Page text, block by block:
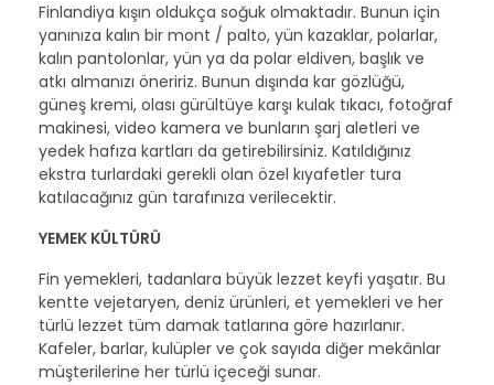
Finlandiya kışın oldukça soğuk olmaktadır. Bunun için
yanınıza kalın bir mont / palto, yün kazaklar, polarlar,
kalın pantolonlar, yün ya da polar eldiven, başlık ve
atkı almanızı öneririz. Bunun dışında kar gözlüğü,
güneş kremi, olası gürültüye karşı kulak tıkacı, fotoğraf
makinesi, video kamera ve bunların şarj aletleri ve
yedek hafıza kartları da getirebilirsiniz. Katıldığınız
ekstra turlardaki gerekli olan özel kıyafetler tura
katılacağınız gün tarafınıza verilecektir.
YEMEK KÜLTÜRÜ
Fin yemekleri, tadanlara büyük lezzet keyfi yaşatır. Bu
kentte vejetaryen, deniz ürünleri, et yemekleri ve her
türlü lezzet tüm damak tatlarına göre hazırlanır.
Kafeler, barlar, kulüpler ve çok sayıda diğer mekânlar
müşterilerine her türlü içeceği sunar.